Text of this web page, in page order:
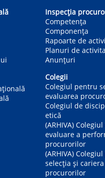
Inspecția
Competenţa
Componența
Rapoarte de
Planuri de
Anunțuri
Colegii
Colegiul pentru
evaluarea
Colegiul de
etică
(ARHIVA)
evaluare a
procurorilor
(ARHIVA)
selecția și cariera
procurorilor